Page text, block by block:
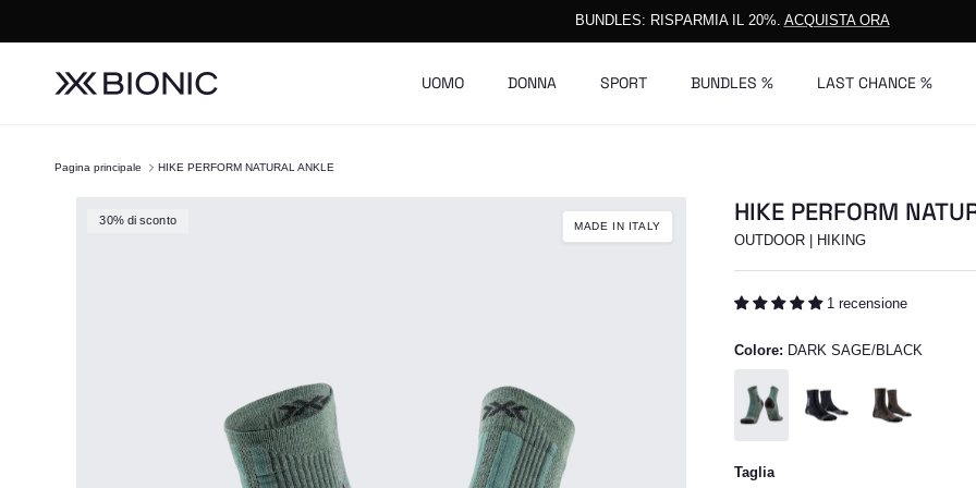
BUNDLES: RISPARMIA IL 20%. ACQUISTA ORA
UOMO DONNA SPORT BUNDLES % LAST CHANCE %
Pagina principale HIKE PERFORM NATURAL ANKLE
MADE IN ITALY
30% di sconto HIKE PERFORM
OUTDOOR | HIKING
1 recensione
Colore: DARK SAGE/BLACK
Taglia